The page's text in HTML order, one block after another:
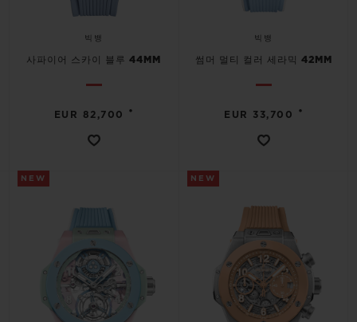
빅뱅
사파이어 스카이 블루 44MM
EUR 82,700 •
빅뱅
썸머 멀티 컬러 세라믹 42MM
EUR 33,700 •
NEW NEW